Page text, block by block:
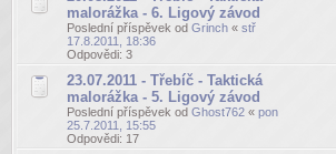
malorážka - 6. Ligový závod
Poslední příspěvek od Grinch « stř
17.8.2011, 18:36
Odpovědi: 3
23.07.2011 - Třebíč - Taktická
malorážka - 5. Ligový závod
Poslední příspěvek od Ghost762 « pon
25.7.2011, 15:55
Odpovědi: 17